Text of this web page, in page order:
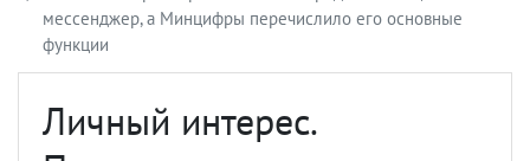
мессенджер, а Минцифры перечислило его основные
функции
Личный интерес.